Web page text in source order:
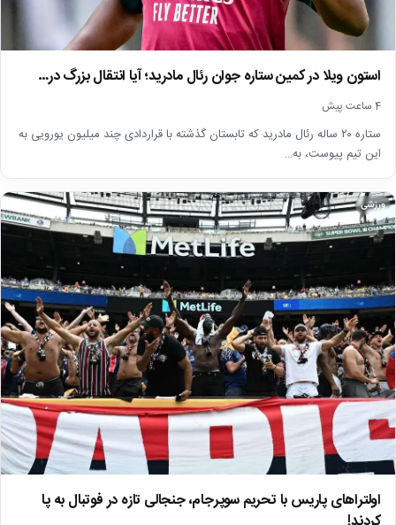
استون ویلا در کمین ستاره جوان رئال مادرید؛ آیا انتقال بزرگ در…
4 ساعت پیش
ستاره ۲۰ ساله رئال مادرید که تابستان گذشته با قراردادی چند میلیون یورویی به
این تیم پیوست، به…
ورزشی
اولتراهای پاریس با تحریم سوپرجام، جنجالی تازه در فوتبال به پا